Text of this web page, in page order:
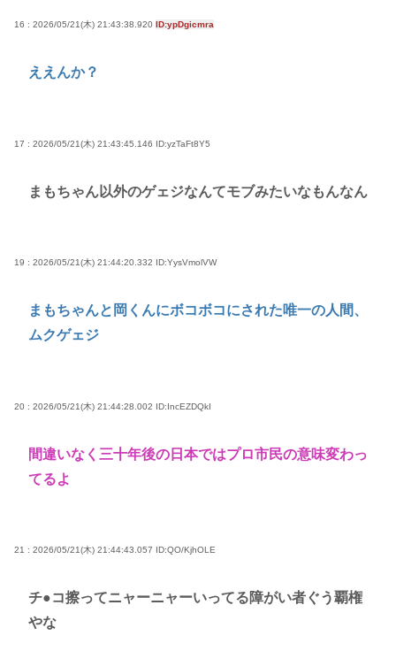
16 : 2026/05/21(木) 21:43:38.920 ID:ypDgicmra
ええんか？
17 : 2026/05/21(木) 21:43:45.146 ID:yzTaFt8Y5
まもちゃん以外のゲェジなんてモブみたいなもんなん
19 : 2026/05/21(木) 21:44:20.332 ID:YysVmolVW
まもちゃんと岡くんにボコボコにされた唯一の人間、
ムクゲェジ
20 : 2026/05/21(木) 21:44:28.002 ID:IncEZDQkI
間違いなく三十年後の日本ではプロ市民の意味変わっ
てるよ
21 : 2026/05/21(木) 21:44:43.057 ID:QO/KjhOLE
チ●コ擦ってニャーニャーいってる障がい者ぐう覇権
やな